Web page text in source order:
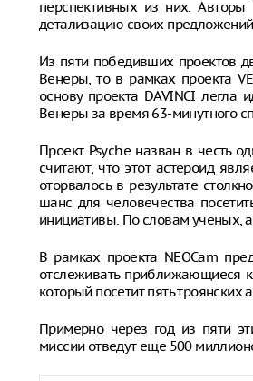
перспективных из них.
детализацию своих
Из пяти победивших проектов
Венеры, то в рамках проекта
основу проекта DAVINCI
Венеры за время 63-минутного
Проект Psyche назван в честь
считают, что этот астероид
оторвалось в результате
шанс для человечества
инициативы. По словам ученых,
В рамках проекта NEOCam
отслеживать приближающиеся
который посетит пять
Примерно через год из пяти
миссии отведут еще 500